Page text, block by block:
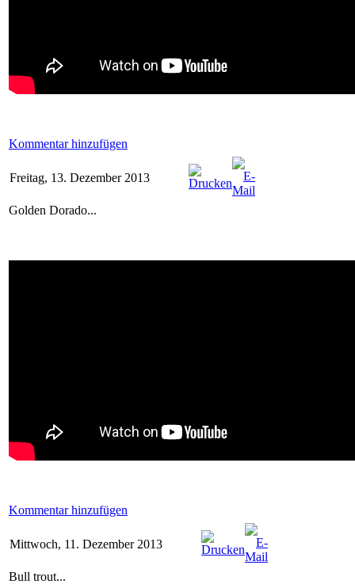
Kommentar hinzufügen
Freitag, 13. Dezember 2013
Golden Dorado...
Kommentar hinzufügen
Mittwoch, 11. Dezember 2013
Bull trout...